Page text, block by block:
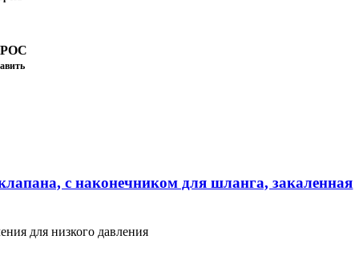
с наконечником для шланга, закаленная
для низкого давления